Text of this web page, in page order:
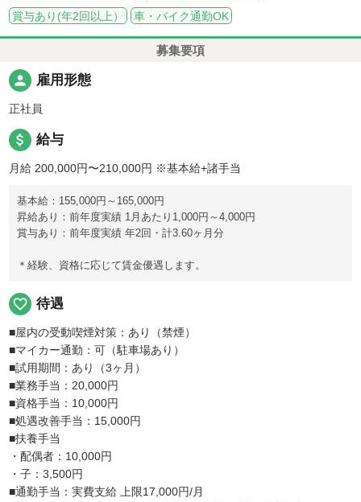
賞与あり(年2回以上）
車・バイク通勤OK
募集要項
person 雇用形態
正社員
attach_money 給与
月給 200,000円〜210,000円 ※基本給+諸手当
基本給：155,000円～165,000円
昇給あり：前年度実績 1月あたり1,000円～4,000円
賞与あり：前年度実績 年2回・計3.60ヶ月分
＊経験、資格に応じて賃金優遇します。
favorite_border 待遇
■屋内の受動喫煙対策：あり（禁煙）
■マイカー通勤：可（駐車場あり）
■試用期間：あり（3ヶ月）
■業務手当：20,000円
■資格手当：10,000円
■処遇改善手当：15,000円
■扶養手当
・配偶者：10,000円
・子：3,500円
■通勤手当：実費支給 上限17,000円/月